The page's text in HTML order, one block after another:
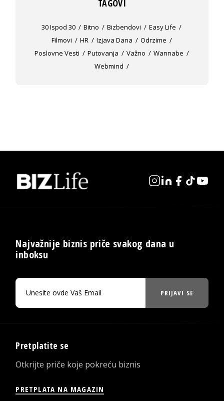
TAGOVI
30 Ispod 30 Bitno Bizbendovi
Easy Life
Filmovi
HR Izjava Dana
Odrzime
Poslovne Vesti
Putovanja Važno
Wannabe
Webmind
Najvažnije biznis priče svakog dana u
inboksu
PRIJAVI SE
Pretplatite se
Otkrijte priče koje pokreću biznis
PRETPLATA NA MAGAZIN